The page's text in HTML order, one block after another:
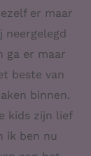
er maar
neergelegd
ga er maar
beste van
binnen.
kids zijn lief
ik ben nu